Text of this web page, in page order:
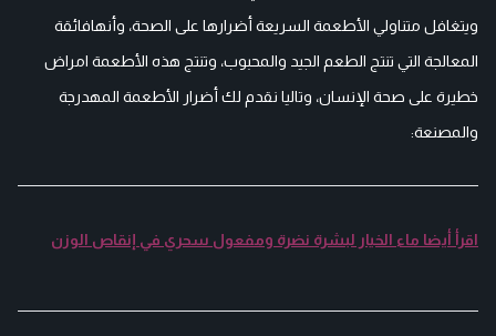
ويتغافل متناولي الأطعمة السريعة أضرارها على الصحة، وأنهافائقة
المعالجة التي تنتج الطعم الجيد والمحبوب، وتنتج هذه الأطعمة امراض
خطيرة على صحة الإنسان، وتاليا نقدم لك أضرار الأطعمة المهدرجة
والمصنعة:
اقرأ أيضا ماء الخيار لبشرة نضرة ومفعول سحري في إنقاص الوزن